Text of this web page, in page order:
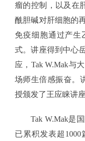
瘤的控制，以及在
酰胆碱对肝细胞的
免疫细胞通过产生
式。讲座得到中心
应，Tak W.Mak与
场师生倍感振奋。
授颁发了王应睐讲
Tak W.Mak是
已累积发表超